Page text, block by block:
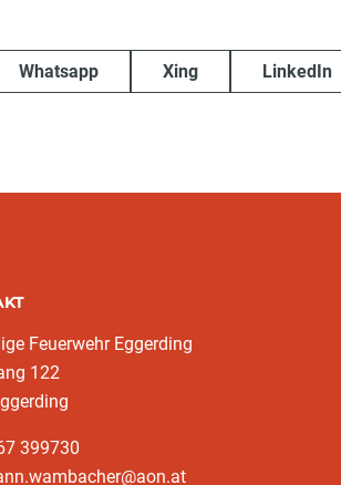
Whatsapp Xing LinkedIn
Feuerwehr Eggerding
122
399730